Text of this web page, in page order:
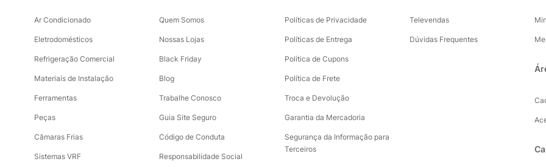
Ar Condicionado
Eletrodomésticos
Refrigeração Comercial
Materiais de Instalação
Ferramentas
Peças
Câmaras Frias
Sistemas VRF
Quem Somos
Nossas Lojas
Black Friday
Blog
Trabalhe Conosco
Guia Site Seguro
Código de Conduta
Responsabilidade Social
Políticas de Privacidade
Políticas de Entrega
Política de Cupons
Política de Frete
Troca e Devolução
Garantia da Mercadoria
Segurança da Informação para
Terceiros
Televendas
Dúvidas Frequentes